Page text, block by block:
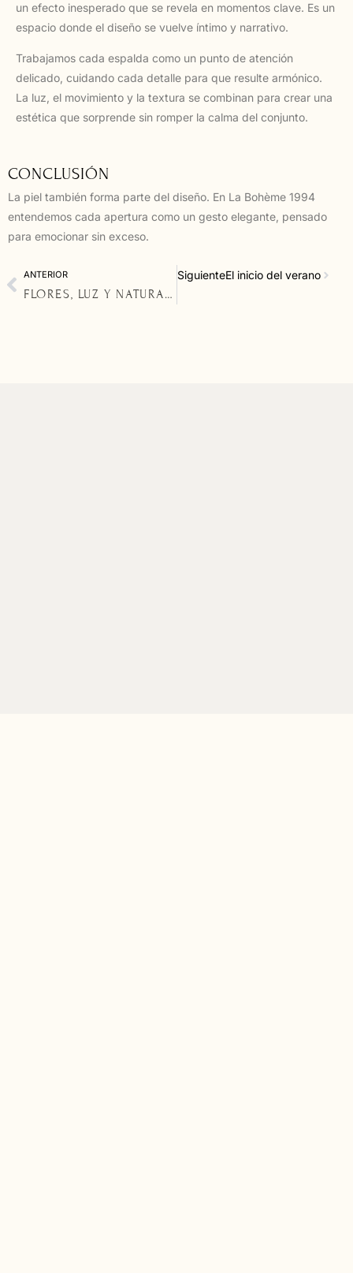
un efecto inesperado que se revela en momentos clave. Es un
espacio donde el diseño se vuelve íntimo y narrativo.
Trabajamos cada espalda como un punto de atención
delicado, cuidando cada detalle para que resulte armónico.
La luz, el movimiento y la textura se combinan para crear una
estética que sorprende sin romper la calma del conjunto.
CONCLUSIÓN
La piel también forma parte del diseño. En La Bohème 1994
entendemos cada apertura como un gesto elegante, pensado
para emocionar sin exceso.
ANTERIOR
FLORES, LUZ Y NATURALIDAD
SiguienteEl inicio del verano